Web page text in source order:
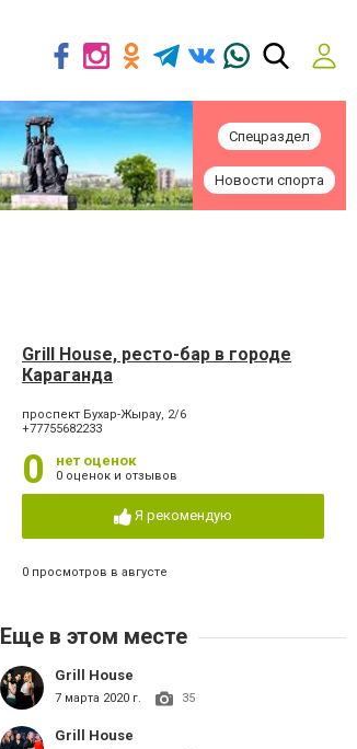
Спецраздел
Новости спорта
Grill House, ресто-бар в городе
Караганда
проспект Бухар-Жырау, 2/6
+77755682233
0 нет оценок
0 оценок и отзывов
Я рекомендую
0 просмотров в августе
Еще в этом месте
Grill House
7 марта 2020 г. 35
Grill House